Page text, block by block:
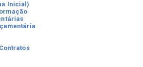
Inicial)